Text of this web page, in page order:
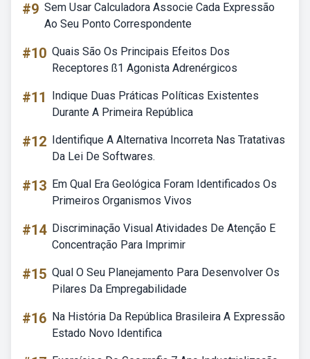
#9 Sem Usar Calculadora Associe Cada Expressão
Ao Seu Ponto Correspondente
#10 Quais São Os Principais Efeitos Dos
Receptores ß1 Agonista Adrenérgicos
#11
Indique Duas Práticas Políticas Existentes
Durante A Primeira República
#12 Identifique A Alternativa Incorreta Nas Tratativas
Da Lei De Softwares.
#13 Em Qual Era Geológica Foram Identificados Os
Primeiros Organismos Vivos
#14 Discriminação Visual Atividades De Atenção E
Concentração Para Imprimir
#15 Qual O Seu Planejamento Para Desenvolver Os
Pilares Da Empregabilidade
#16 Na História Da República Brasileira A Expressão
Estado Novo Identifica